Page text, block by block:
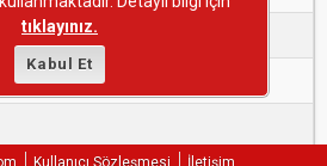
Kullanıcı Sözleşmesi İletişim
tıklayınız.
Kabul Et